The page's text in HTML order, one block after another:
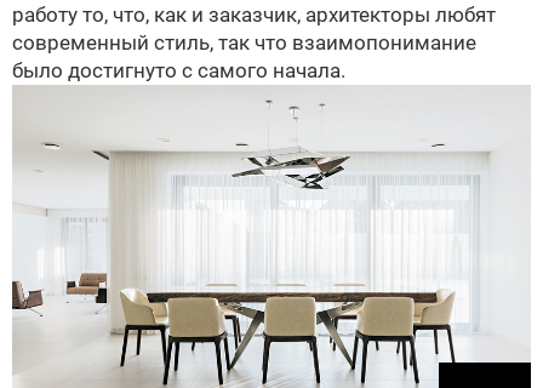
работу то, что, как и заказчик, архитекторы любят
современный стиль, так что взаимопонимание
было достигнуто с самого начала.